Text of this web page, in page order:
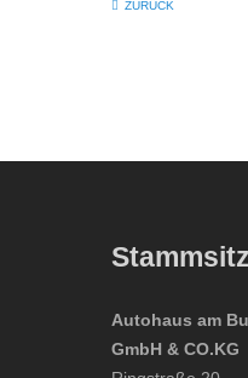
ZURÜCK
Stammsitz
Autohaus am
GmbH & CO.KG